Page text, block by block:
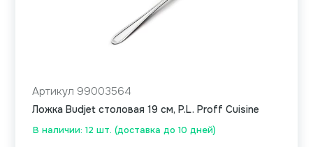
В наличии: 12 шт. (доставка до 10 дней)
Артикул 99003564
Ложка Budjet столовая 19 см, P.L. Proff Cuisine